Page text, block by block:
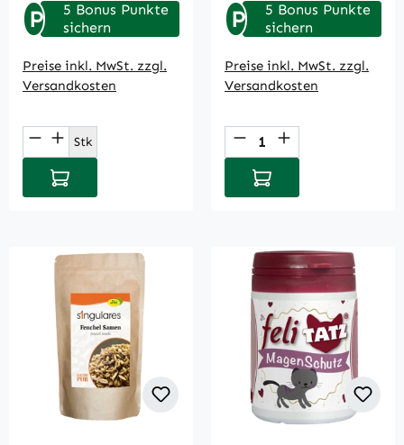
P
5 Bonus Punkte
sichern
Preise inkl. MwSt. zzgl.
Versandkosten
Produkt Anzahl: Gib den gewünschten
Stk
In den Warenkorb
P
5 Bonus Punkte
sichern
Preise inkl. MwSt. zzgl.
Versandkosten
Produkt Anzahl:
In den Warenkorb